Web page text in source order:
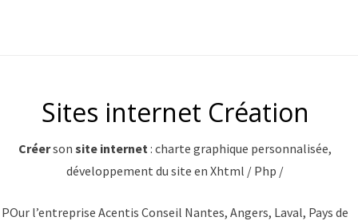
Sites internet Création
Créerson site internet : charte graphique personnalisée,
développement du site en Xhtml / Php /
POur l’entreprise Acentis Conseil Nantes, Angers, Laval, Pays de